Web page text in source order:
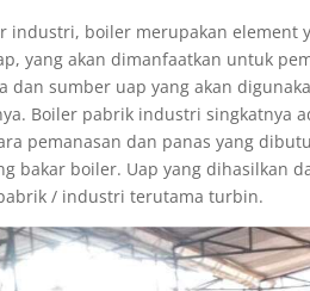
industri, boiler merupakan element
yang akan dimanfaatkan untuk
dan sumber uap yang akan
Boiler pabrik industri singkatnya
pemanasan dan panas yang
bakar boiler. Uap yang dihasilkan
/ industri terutama turbin.